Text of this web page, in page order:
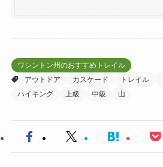
ワシントン州のおすすめトレイル
アウトドア
カスケード トレイル
ハイキング
上級 中級 山